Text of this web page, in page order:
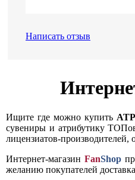
Написать отзыв
Ищите где можно купить
сувениры и атрибутику
лицензиатов-производителей,
Интернет-магазин FanShop
желанию покупателей